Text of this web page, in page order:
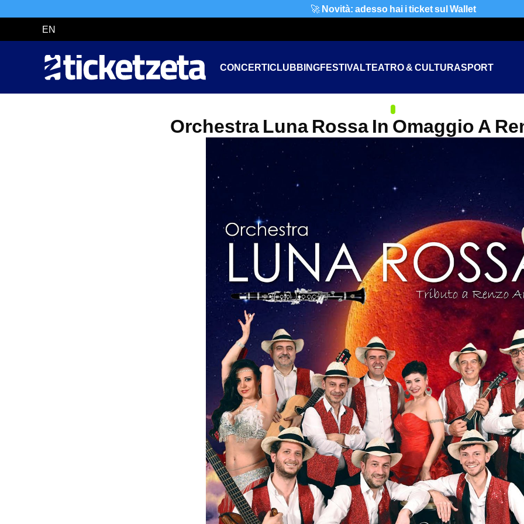
🚀 Novità: adesso hai i ticket sul Wallet
EN
CONCERTICLUBBINGFESTIVALTEATRO & CULTURASPORT
Orchestra Luna Rossa In Omaggio A